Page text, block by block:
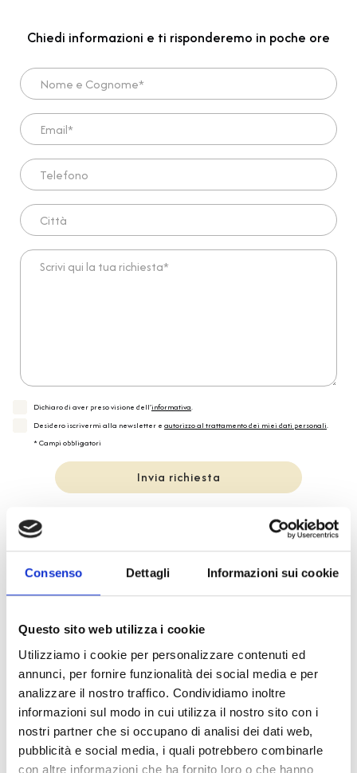
Consenso Dettagli Informazioni sui cookie
Questo sito web utilizza i cookie
Utilizziamo i cookie per personalizzare contenuti ed
annunci, per fornire funzionalità dei social media e per
analizzare il nostro traffico. Condividiamo inoltre
informazioni sul modo in cui utilizza il nostro sito con i
nostri partner che si occupano di analisi dei dati web,
pubblicità e social media, i quali potrebbero combinarle
con altre informazioni che ha fornito loro o che hanno
Chiedi informazioni e ti risponderemo in poche ore
Nome e Cognome*
Email*
Telefono
Città
Scrivi qui la tua richiesta*
Dichiaro di aver preso visione dell'informativa.
Desidero iscrivermi alla newsletter e autorizzo al trattamento dei miei dati personali.
* Campi obbligatori
Invia richiesta
Spedizione Gratuita
Specifiche Tecniche
Marchio
Breitling
Collezione
Superocean Heritage